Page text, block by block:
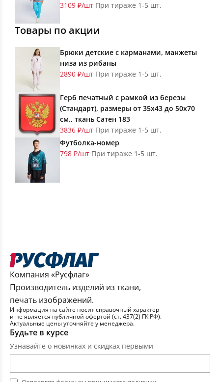
3109 ₽/шт При тираже 1-5 шт.
Товары по акции
Брюки детские с карманами, манжеты
низа из рибаны
2890 ₽/шт При тираже 1-5 шт.
Герб печатный с рамкой из березы
(Стандарт), размеры от 35х43 до 50х70
см., ткань Сатен 183
3836 ₽/шт При тираже 1-5 шт.
Футболка-номер
798 ₽/шт При тираже 1-5 шт.
Компания «Русфлаг»
Производитель изделий из ткани,
печать изображений.
Информация на сайте носит справочный характер
и не является публичной офертой (ст. 437(2) ГК РФ).
Актуальные цены уточняйте у менеджера.
Будьте в курсе
Узнавайте о новинках и скидках первыми